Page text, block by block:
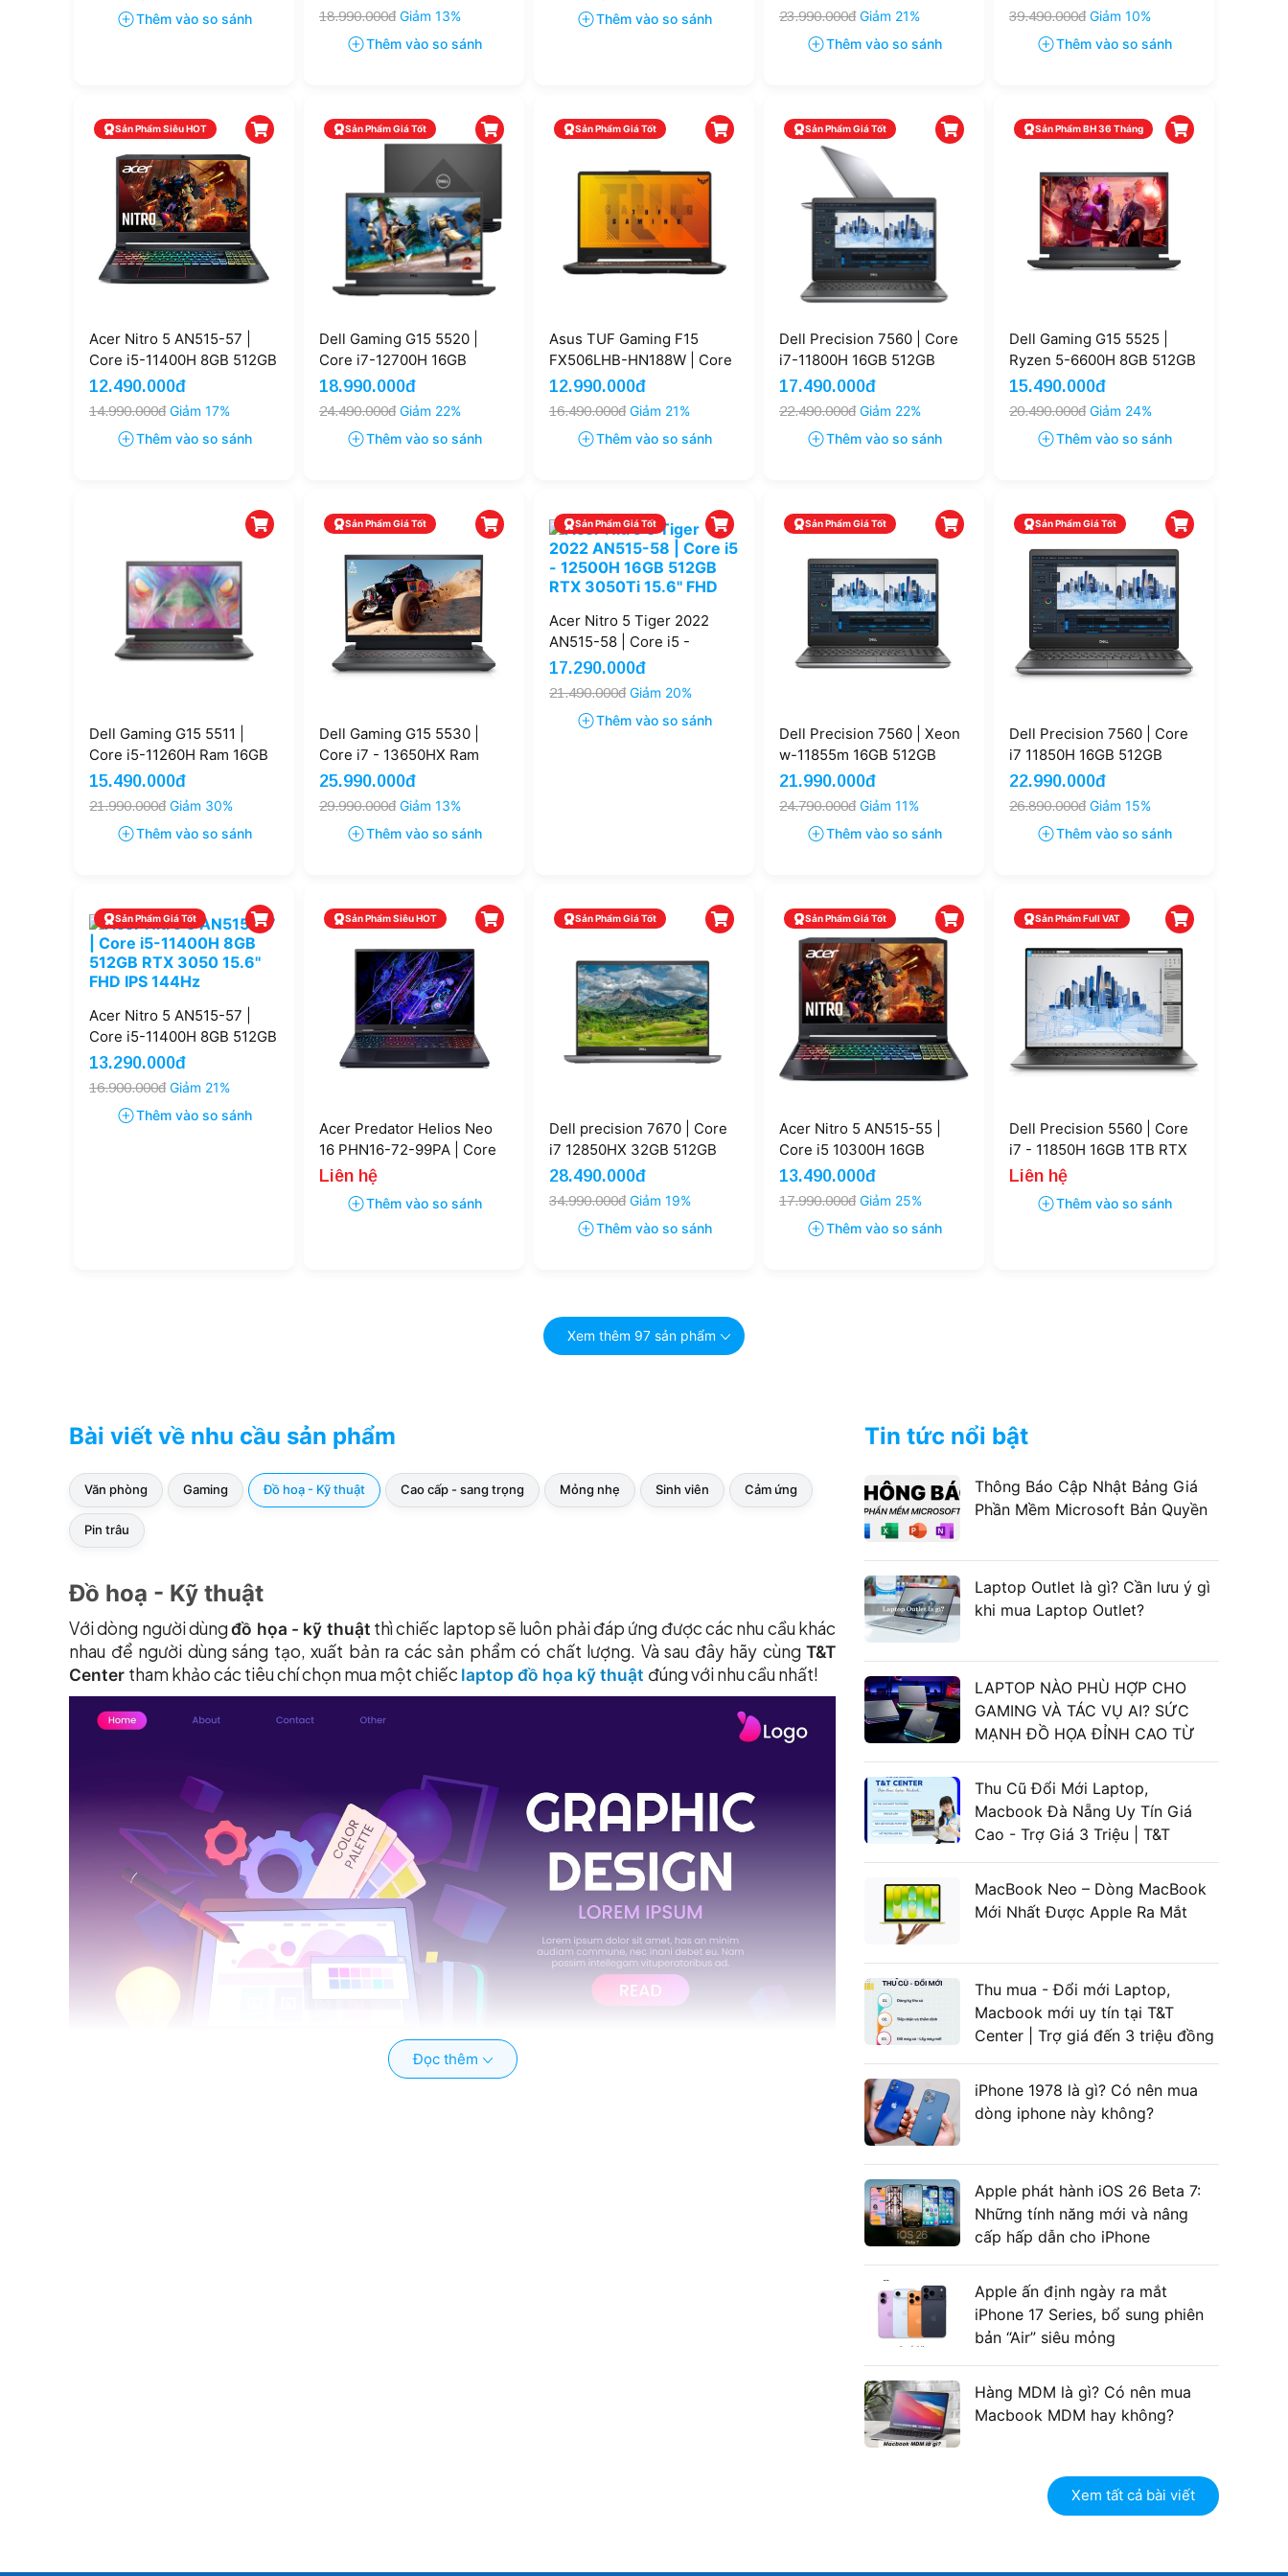
Thêm vào so sánh 18.990.000đ Giảm 13%
Thêm vào so sánh
2.5K+ 165Hz (Like New)
Thêm vào so sánh
3060 4GB 15.6'' FHD
23.990.000đ Giảm 21%
Thêm vào so sánh
OLED (Outlet)
39.490.000đ Giảm 10%
Thêm vào so sánh
Sản Phẩm Siêu HOT
Acer Nitro 5 AN515-57 |
Core i5-11400H 8GB 512GB
GTX 1650 15.6'' FHD IPS
144Hz
12.490.000đ
14.990.000đ Giảm 17%
Thêm vào so sánh
Sản Phẩm Giá Tốt
Dell Gaming G15 5520 |
Core i7-12700H 16GB
512GB RTX 3050 4GB 15.6''
FHD 120Hz (LikeNew)
18.990.000đ
24.490.000đ Giảm 22%
Thêm vào so sánh
Sản Phẩm Giá Tốt
Asus TUF Gaming F15
FX506LHB-HN188W | Core
i5 - 10300H 16GB 512GB
GTX 1650 15.6'' FHD 144Hz
12.990.000đ
16.490.000đ Giảm 21%
Thêm vào so sánh
Sản Phẩm Giá Tốt
Dell Precision 7560 | Core
i7-11800H 16GB 512GB
15.6'' FHD T1200
17.490.000đ
22.490.000đ Giảm 22%
Thêm vào so sánh
Sản Phẩm BH 36 Tháng
Dell Gaming G15 5525 |
Ryzen 5-6600H 8GB 512GB
RTX 3050 4GB 15.6'' FHD
120Hz (Like New)
15.490.000đ
20.490.000đ Giảm 24%
Thêm vào so sánh
Dell Gaming G15 5511 |
Core i5-11260H Ram 16GB
SSD 512GB RTX 3050 4GB
120Hz
15.490.000đ
21.990.000đ Giảm 30%
Thêm vào so sánh
Sản Phẩm Giá Tốt
Dell Gaming G15 5530 |
Core i7 - 13650HX Ram
16GB SSD 1TB RTX 4060
8GB 15.6'' FHD
25.990.000đ
29.990.000đ Giảm 13%
Thêm vào so sánh
Sản Phẩm Giá Tốt
Acer Nitro 5 Tiger 2022
AN515-58 | Core i5 -
12500H 16GB 512GB RTX
3050Ti 15.6'' FHD
17.290.000đ
21.490.000đ Giảm 20%
Thêm vào so sánh
Sản Phẩm Giá Tốt
Dell Precision 7560 | Xeon
w-11855m 16GB 512GB
Nvidia RTX A3000 15.6''
FHD
21.990.000đ
24.790.000đ Giảm 11%
Thêm vào so sánh
Sản Phẩm Giá Tốt
Dell Precision 7560 | Core
i7 11850H 16GB 512GB
Nvidia RTX A4000 15.6''
FHD
22.990.000đ
26.890.000đ Giảm 15%
Thêm vào so sánh
Sản Phẩm Giá Tốt
Acer Nitro 5 AN515-57 |
Core i5-11400H 8GB 512GB
RTX 3050 15.6'' FHD IPS
144Hz
13.290.000đ
16.900.000đ Giảm 21%
Thêm vào so sánh
Sản Phẩm Siêu HOT
Acer Predator Helios Neo
16 PHN16-72-99PA | Core
i9-14900HX 16GB 1TB RTX
4060 8GB 16'' 2.5K 180Hz
Liên hệ
Thêm vào so sánh
Sản Phẩm Giá Tốt
Dell precision 7670 | Core
i7 12850HX 32GB 512GB
A2000 8GB 16'' FHD+
28.490.000đ
34.990.000đ Giảm 19%
Thêm vào so sánh
Sản Phẩm Giá Tốt
Acer Nitro 5 AN515-55 |
Core i5 10300H 16GB
512GB GTX 1650Ti 15.6''
FHD
13.490.000đ
17.990.000đ Giảm 25%
Thêm vào so sánh
Sản Phẩm Full VAT
Dell Precision 5560 | Core
i7 - 11850H 16GB 1TB RTX
A2000 15.6'' FHD+
Liên hệ
Thêm vào so sánh
Xem thêm 97 sản phẩm
Bài viết về nhu cầu sản phẩm
Văn phòng Gaming Đồ hoạ - Kỹ thuật Cao cấp - sang trọng Mỏng nhẹ Sinh viên Cảm ứng
Pin trâu
Đồ hoạ - Kỹ thuật
Với dòng người dùngđồ họa - kỹ thuật thì chiếc laptop sẽ luôn phải đáp ứng được các nhu cầu khác
nhau để người dùng sáng tạo, xuất bản ra các sản phẩm có chất lượng. Và sau đây hãy cùng T&T
Center tham khảo các tiêu chí chọn mua một chiếc laptop đồ họa kỹ thuật đúng với nhu cầu nhất!
Đọc thêm
Tin tức nổi bật
Thông Báo Cập Nhật Bảng Giá
Phần Mềm Microsoft Bản Quyền
Laptop Outlet là gì? Cần lưu ý gì
khi mua Laptop Outlet?
LAPTOP NÀO PHÙ HỢP CHO
GAMING VÀ TÁC VỤ AI? SỨC
MẠNH ĐỒ HỌA ĐỈNH CAO TỪ
LAPTOP ASUS GAMING
Thu Cũ Đổi Mới Laptop,
Macbook Đà Nẵng Uy Tín Giá
Cao - Trợ Giá 3 Triệu | T&T
Center
MacBook Neo – Dòng MacBook
Mới Nhất Được Apple Ra Mắt
Thu mua - Đổi mới Laptop,
Macbook mới uy tín tại T&T
Center | Trợ giá đến 3 triệu đồng
iPhone 1978 là gì? Có nên mua
dòng iphone này không?
Apple phát hành iOS 26 Beta 7:
Những tính năng mới và nâng
cấp hấp dẫn cho iPhone
Apple ấn định ngày ra mắt
iPhone 17 Series, bổ sung phiên
bản “Air” siêu mỏng
Hàng MDM là gì? Có nên mua
Macbook MDM hay không?
Xem tất cả bài viết